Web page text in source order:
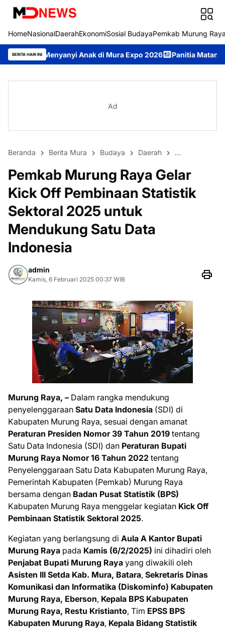
HomeNasionalDaerahEkonomiSosial BudayaPemkab Murung
BERITA HARI INI
Anak di Mura Expo 2026 Panitia Matangkan Persiapan
Ad
Beranda Berita Mura Budaya Daerah DPRD Murung
Pemkab Murung Raya Gelar
Kick Off Pembinaan Statistik
Sektoral 2025 untuk
Mendukung Satu Data
Indonesia
admin
Kamis, 6 Februari 2025 00:37 WIB
Murung Raya, – Dalam rangka mendukung
penyelenggaraan Satu Data Indonesia (SDI) di
Kabupaten Murung Raya, sesuai dengan amanat
Peraturan Presiden Nomor 39 Tahun 2019 tentang
Satu Data Indonesia (SDI) dan Peraturan Bupati
Murung Raya Nomor 16 Tahun 2022 tentang
Penyelenggaraan Satu Data Kabupaten Murung Raya,
Pemerintah Kabupaten (Pemkab) Murung Raya
bersama dengan Badan Pusat Statistik (BPS)
Kabupaten Murung Raya menggelar kegiatan Kick Off
Pembinaan Statistik Sektoral 2025.
Kegiatan yang berlangsung di Aula A Kantor Bupati
Murung Raya pada Kamis (6/2/2025) ini dihadiri oleh
Penjabat Bupati Murung Raya yang diwakili oleh
Asisten III Setda Kab. Mura, Batara, Sekretaris Dinas
Komunikasi dan Informatika (Diskominfo) Kabupaten
Murung Raya, Eberson, Kepala BPS Kabupaten
Murung Raya, Restu Kristianto, Tim EPSS BPS
Kabupaten Murung Raya, Kepala Bidang Statistik